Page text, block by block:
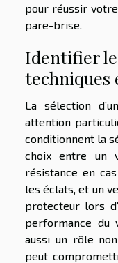
pour réussir
pare-brise.
Identifier
techniques
La sélection
attention
conditionnent la
choix entre un
résistance en
les éclats, et un
protecteur lors
performance du
aussi un rôle
peut